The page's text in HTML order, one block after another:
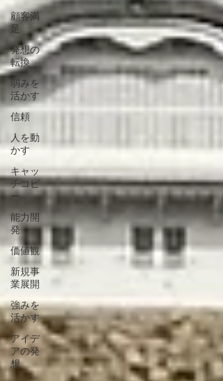
顧客満
足
発想の
転換
弱みを
活かす
信頼
人を動
かす
キャッ
チコピ
ー
能力開
発
価値観
新規事
業展開
強みを
活かす
アイデ
アの発
想